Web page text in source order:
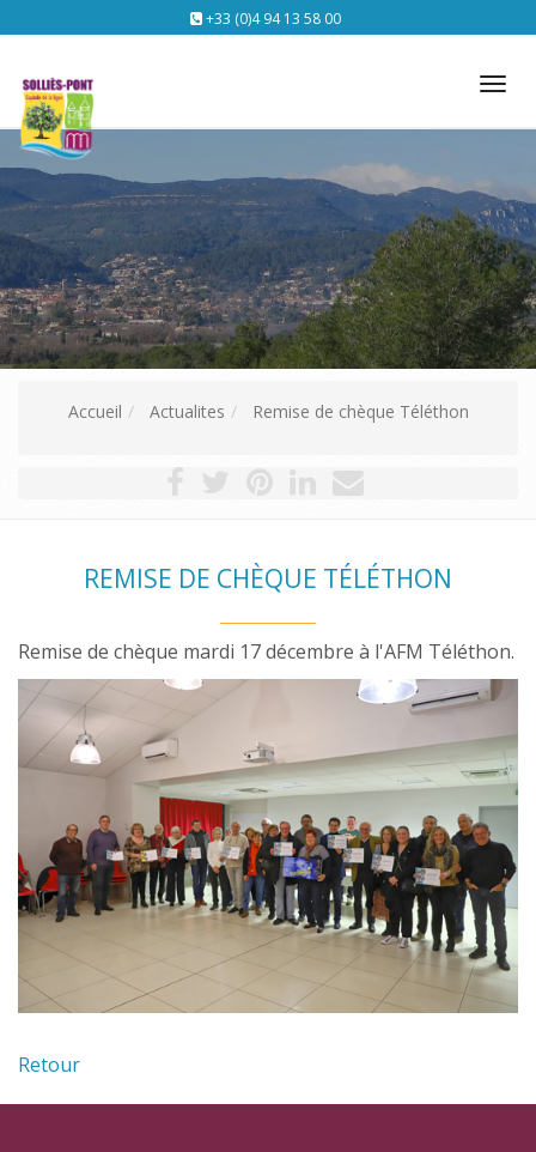
+33 (0)4 94 13 58 00
Accueil Actualites Remise de chèque Téléthon
REMISE DE CHÈQUE TÉLÉTHON
Remise de chèque mardi 17 décembre à l'AFM Téléthon.
Retour